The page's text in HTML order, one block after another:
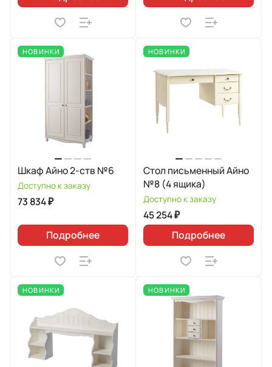
НОВИНКИ
Шкаф Айно 2-ств №6
Доступно к заказу
73 834 ₽
Подробнее
НОВИНКИ
Стол письменный Айно
№8 (4 ящика)
Доступно к заказу
45 254 ₽
Подробнее
НОВИНКИ НОВИНКИ